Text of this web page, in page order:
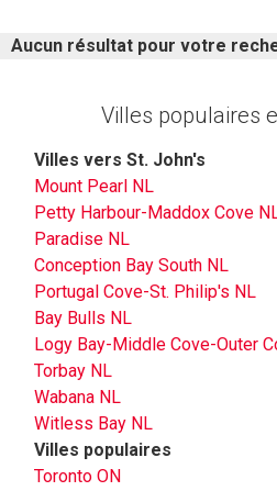
Aucun résultat pour votre
Villes populaires
Villes vers St. John's
Mount Pearl NL
Petty Harbour-Maddox Cove
Paradise NL
Conception Bay South NL
Portugal Cove-St. Philip's NL
Bay Bulls NL
Logy Bay-Middle Cove-Outer
Torbay NL
Wabana NL
Witless Bay NL
Villes populaires
Toronto ON